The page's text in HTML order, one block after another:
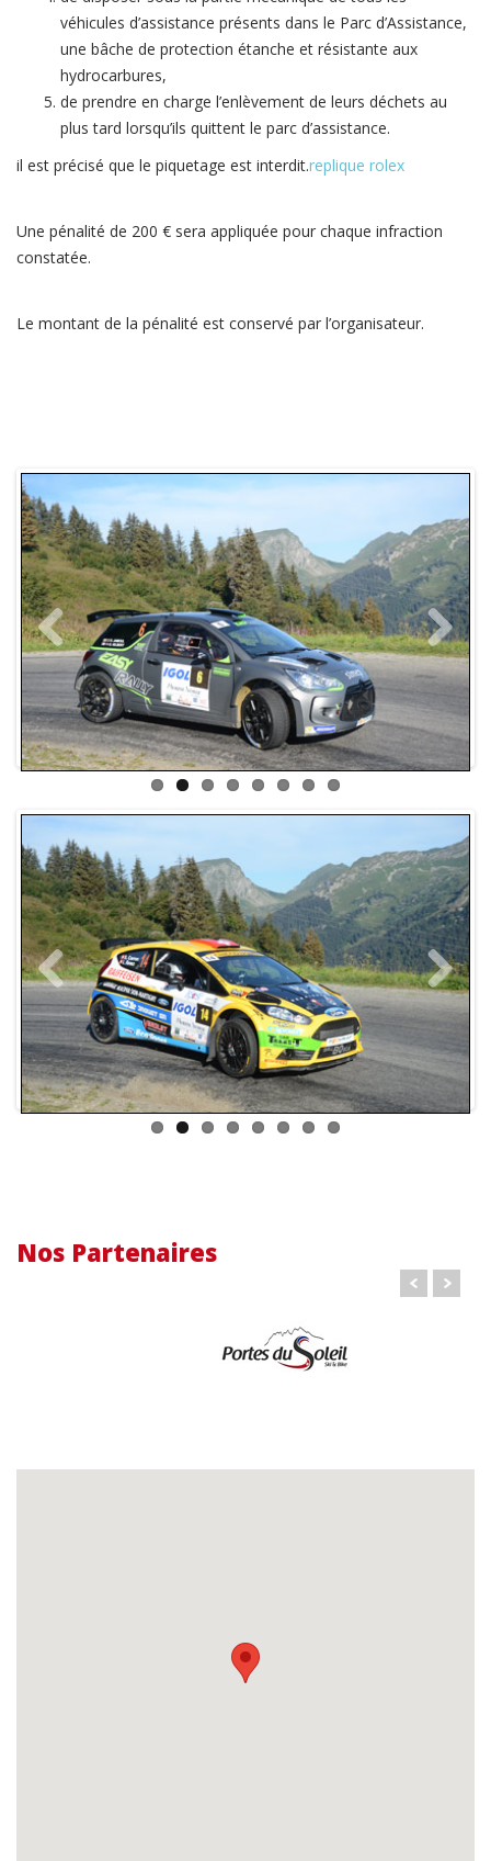
véhicules d’assistance présents dans le Parc d’Assistance,
une bâche de protection étanche et résistante aux
hydrocarbures,
de prendre en charge l’enlèvement de leurs déchets au
plus tard lorsqu’ils quittent le parc d’assistance.
il est précisé que le piquetage est interdit.replique rolex
Une pénalité de 200 € sera appliquée pour chaque infraction
constatée.
Le montant de la pénalité est conservé par l’organisateur.
Previous Next
Previous Next
Nos Partenaires